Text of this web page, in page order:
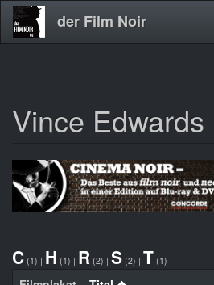
Direkt
zum
der Film Noir
Vince Edwards
C (1) | H (1) | R (2) | S (2) | T (1)